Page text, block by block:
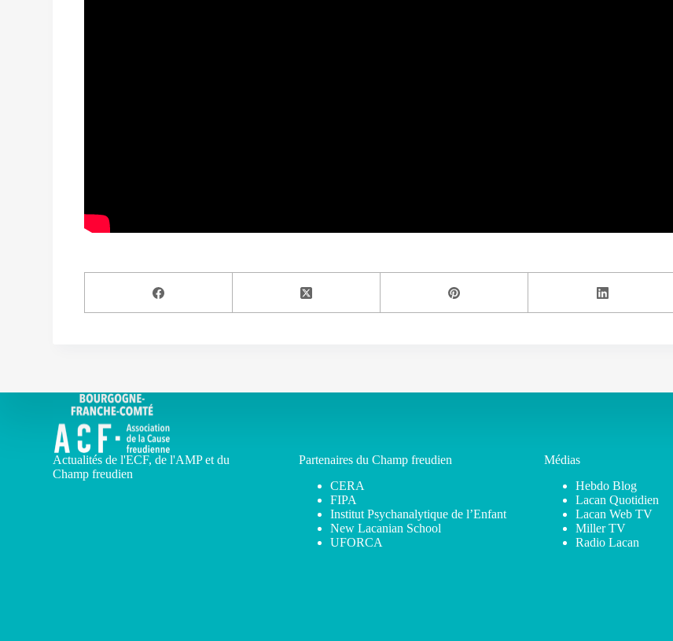
Actualités de l'ECF, de l'AMP et du
Champ freudien
Partenaires du Champ freudien
CERA
FIPA
Institut Psychanalytique de l’Enfant
New Lacanian School
UFORCA
Médias
Hebdo Blog
Lacan Quotidien
Lacan Web TV
Miller TV
Radio Lacan